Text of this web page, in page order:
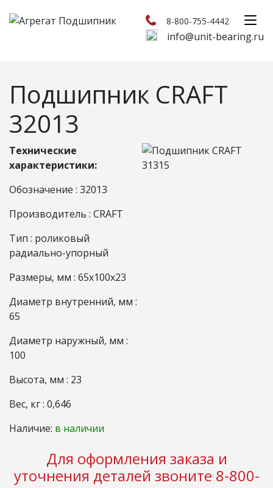
8-800-755-4442
info@unit-bearing.ru
Подшипник CRAFT
32013
Технические
характеристики:
Обозначение : 32013
Производитель : CRAFT
Тип : роликовый
радиально-упорный
Размеры, мм : 65x100x23
Диаметр внутренний, мм :
65
Диаметр наружный, мм :
100
Высота, мм : 23
Вес, кг : 0,646
Наличие: в наличии
Для оформления заказа и
уточнения деталей звоните 8-800-